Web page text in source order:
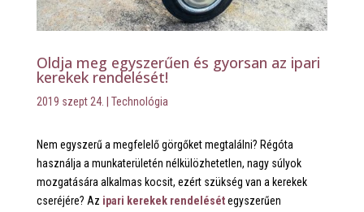
Oldja meg egyszerűen és gyorsan az ipari
kerekek rendelését!
2019 szept 24. Technológia
Nem egyszerű a megfelelő görgőket megtalálni? Régóta
használja a munkaterületén nélkülözhetetlen, nagy súlyok
mozgatására alkalmas kocsit, ezért szükség van a kerekek
cseréjére? Az ipari kerekek rendelésétegyszerűen